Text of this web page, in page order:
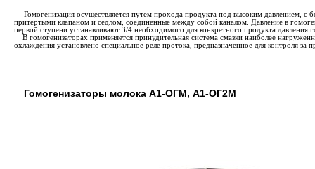
Гомогенизация осуществляется путем прохода продукта под высоким давлением,
притертыми клапаном и седлом, соединенные между собой каналом. Давление в
первой ступени устанавливают 3/4 необходимого для конкретного продукта давления
В гомогенизаторах применяется принудительная система смазки наиболее
охлаждения установлено специальное реле протока, предназначенное для контроля
Гомогенизаторы молока А1-ОГМ, А1-ОГ2М